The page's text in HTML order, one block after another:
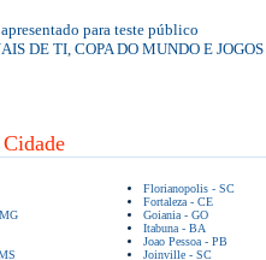
para teste público
DE TI, COPA DO MUNDO E
Florianopolis - SC
Fortaleza - CE
Goiania - GO
Itabuna - BA
Joao Pessoa - PB
Joinville - SC